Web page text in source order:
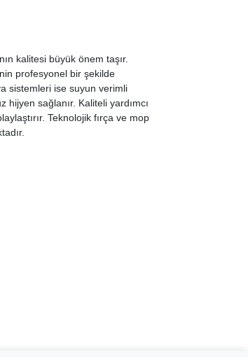
kalitesi büyük önem taşır.
profesyonel bir şekilde
sistemleri ise suyun verimli
sağlanır. Kaliteli yardımcı
Teknolojik fırça ve mop